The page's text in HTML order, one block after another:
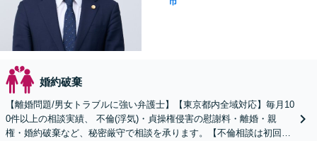
婚約破棄
【離婚問題/男女トラブルに強い弁護士】【東京都内全域対応】毎月10
0件以上の相談実績、 不倫(浮気)・貞操権侵害の慰謝料・離婚・親
権・婚約破棄など、秘密厳守で相談を承ります。【不倫相談は初回0